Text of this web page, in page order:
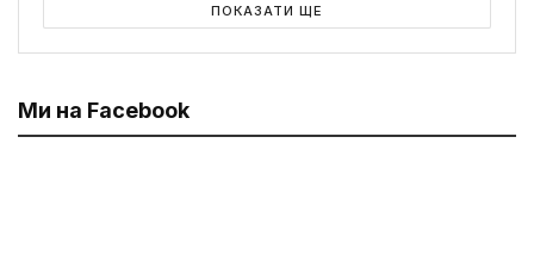
ПОКАЗАТИ ЩЕ
Ми на Facebook